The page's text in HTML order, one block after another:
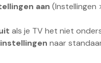
aan (Instellingen
als je TV het niet
naar